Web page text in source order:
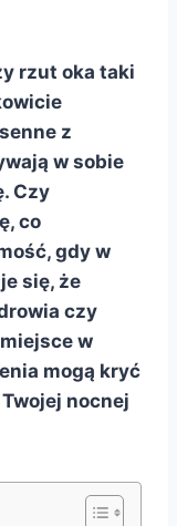
rzut oka taki
z
w sobie
Czy
co
gdy w
się, że
czy
w
mogą kryć
nocnej